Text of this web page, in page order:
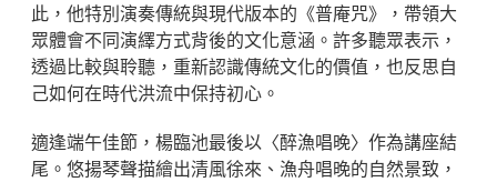
此，他特別演奏傳統與現代版本的《普庵咒》，帶領大
眾體會不同演繹方式背後的文化意涵。許多聽眾表示，
透過比較與聆聽，重新認識傳統文化的價值，也反思自
己如何在時代洪流中保持初心。
適逢端午佳節，楊臨池最後以〈醉漁唱晚〉作為講座結
尾。悠揚琴聲描繪出清風徐來、漁舟唱晚的自然景致，